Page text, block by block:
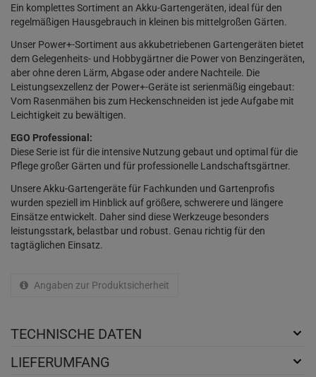
Ein komplettes Sortiment an Akku-Gartengeräten, ideal für den
regelmäßigen Hausgebrauch in kleinen bis mittelgroßen Gärten.
Unser Power+-Sortiment aus akkubetriebenen Gartengeräten bietet
dem Gelegenheits- und Hobbygärtner die Power von Benzingeräten,
aber ohne deren Lärm, Abgase oder andere Nachteile. Die
Leistungsexzellenz der Power+-Geräte ist serienmäßig eingebaut:
Vom Rasenmähen bis zum Heckenschneiden ist jede Aufgabe mit
Leichtigkeit zu bewältigen.
EGO Professional:
Diese Serie ist für die intensive Nutzung gebaut und optimal für die
Pflege großer Gärten und für professionelle Landschaftsgärtner.
Unsere Akku-Gartengeräte für Fachkunden und Gartenprofis
wurden speziell im Hinblick auf größere, schwerere und längere
Einsätze entwickelt. Daher sind diese Werkzeuge besonders
leistungsstark, belastbar und robust. Genau richtig für den
tagtäglichen Einsatz.
Angaben zur Produktsicherheit
TECHNISCHE DATEN
LIEFERUMFANG